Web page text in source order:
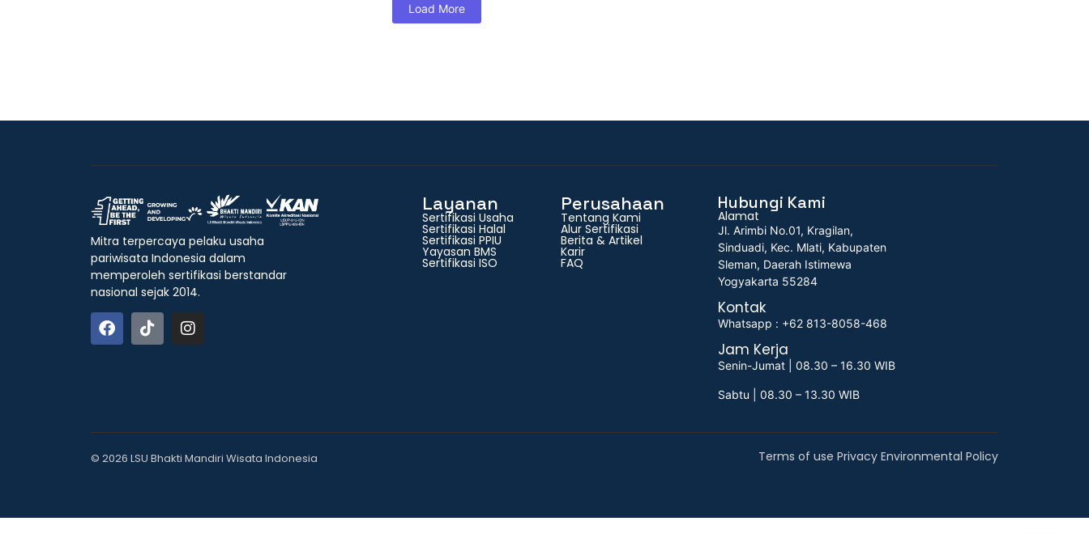
Load More
Mitra terpercaya pelaku usaha
pariwisata Indonesia dalam
memperoleh sertifikasi berstandar
nasional sejak 2014.
Layanan
Sertifikasi Usaha
Sertifikasi Halal
Sertifikasi PPIU
Yayasan BMS
Sertifikasi ISO
Perusahaan
Tentang Kami
Alur Sertifikasi
Berita & Artikel
Karir
FAQ
Hubungi Kami
Alamat
Jl. Arimbi No.01, Kragilan,
Sinduadi, Kec. Mlati, Kabupaten
Sleman, Daerah Istimewa
Yogyakarta 55284
Kontak
Whatsapp : +62 813-8058-468
Jam Kerja
Senin-Jumat | 08.30 – 16.30 WIB
Sabtu | 08.30 – 13.30 WIB
© 2026 LSU Bhakti Mandiri Wisata Indonesia Terms of use Privacy Environmental Policy